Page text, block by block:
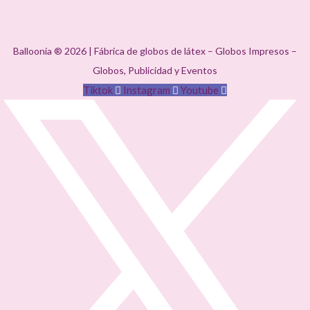
Balloonia ® 2026 | Fábrica de globos de látex – Globos Impresos –
Globos, Publicidad y Eventos
Tiktok Instagram Youtube